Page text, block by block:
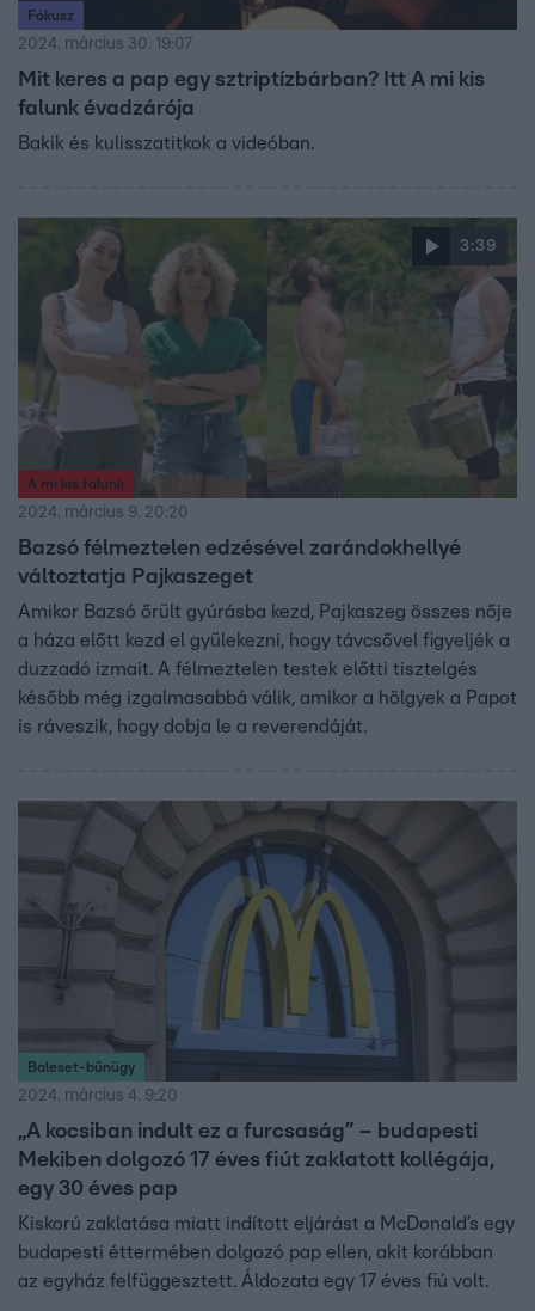
Fókusz
2024. március 30. 19:07
Mit keres a pap egy sztriptízbárban? Itt A mi kis
falunk évadzárója
Bakik és kulisszatitkok a videóban.
3:39
A mi kis falunk
2024. március 9. 20:20
Bazsó félmeztelen edzésével zarándokhellyé
változtatja Pajkaszeget
Amikor Bazsó őrült gyúrásba kezd, Pajkaszeg összes nője
a háza előtt kezd el gyülekezni, hogy távcsővel figyeljék a
duzzadó izmait. A félmeztelen testek előtti tisztelgés
később még izgalmasabbá válik, amikor a hölgyek a Papot
is ráveszik, hogy dobja le a reverendáját.
Baleset-bűnügy
2024. március 4. 9:20
„A kocsiban indult ez a furcsaság” – budapesti
Mekiben dolgozó 17 éves fiút zaklatott kollégája,
egy 30 éves pap
Kiskorú zaklatása miatt indított eljárást a McDonald’s egy
budapesti éttermében dolgozó pap ellen, akit korábban
az egyház felfüggesztett. Áldozata egy 17 éves fiú volt.